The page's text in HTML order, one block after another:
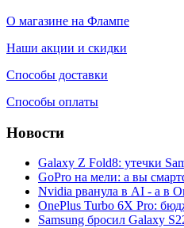
О магазине на Флампе
Наши акции и скидки
Способы доставки
Способы оплаты
Новости
Galaxy Z Fold8: утечки
GoPro на мели: а вы
Nvidia рванула в AI - а в
OnePlus Turbo 6X Pro:
Samsung бросил Galaxy